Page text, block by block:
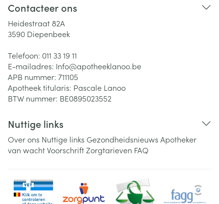
Contacteer ons
Heidestraat 82A
3590 Diepenbeek
Telefoon: 011 33 19 11
E-mailadres: Info@apotheeklanoo.be
APB nummer: 711105
Apotheek titularis: Pascale Lanoo
BTW nummer: BE0895023552
Nuttige links
Over ons Nuttige links Gezondheidsnieuws Apotheker
van wachtVoorschriftZorgtarieven FAQ